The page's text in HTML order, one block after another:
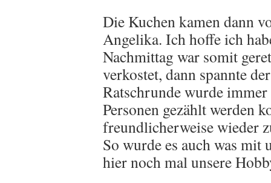
Die Kuchen kamen dann
Angelika. Ich hoffe ich
Nachmittag war somit
verkostet, dann spannte
Ratschrunde wurde
Personen gezählt werden
freundlicherweise wieder
So wurde es auch was mit
hier noch mal unsere